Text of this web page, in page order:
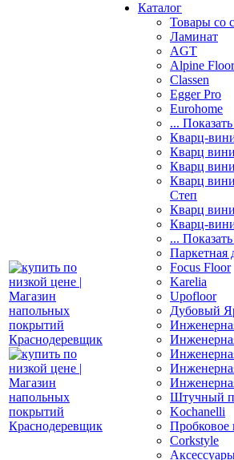
Каталог
Товары со
Ламинат
AGT
Alpine Floor
Classen
Egger Pro
Eurohome
...
Кварц-
Кварц
Кварц
Кварц
Степ
Кварц
Кварц-
...
Паркетная
Focus Floor
Karelia
Upofloor
Дубовый
Штучный
Kochanelli
Пробковое
Corkstyle